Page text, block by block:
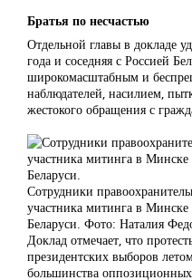
Братья по несчастью
Отдельной главы в докладе
года и соседняя с Россией
широкомасштабным и
наблюдателей, насилием,
жестокого обращения с
Сотрудники
участника митинга в
Беларуси. Фото: Наталия
Доклад отмечает, что
президентских выборов
большинства